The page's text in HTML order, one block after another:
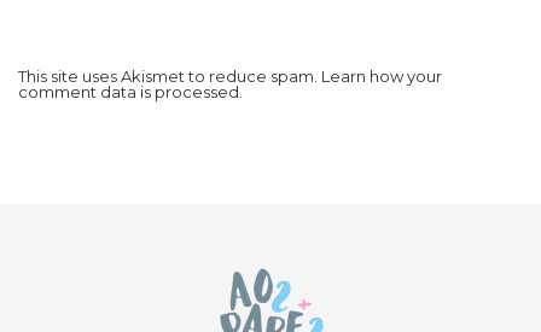
This site uses Akismet to reduce spam. Learn how your
comment data is processed.